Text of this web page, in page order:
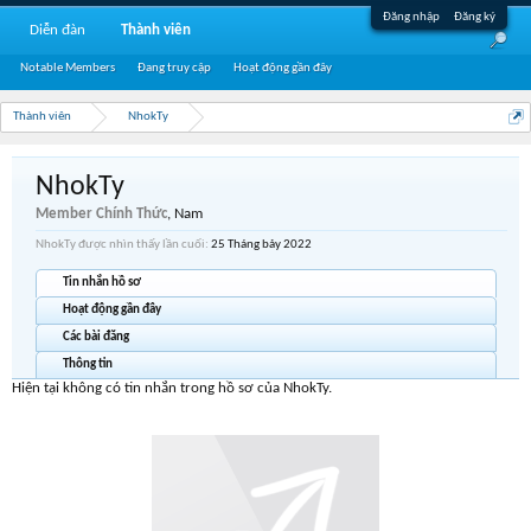
Đăng nhập Đăng ký
Thành viên NhokTy
NhokTy
Member Chính Thức, Nam
NhokTy được nhìn thấy lần cuối: 25 Tháng bảy 2022
Tin nhắn hồ sơ
Hoạt động gần đây
Các bài đăng
Thông tin
Hiện tại không có tin nhắn trong hồ sơ của NhokTy.
Diễn đàn Thành viên
Notable Members Đang truy cập Hoạt động gần đây